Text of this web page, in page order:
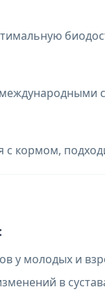
с кормом,
у молодых и
в